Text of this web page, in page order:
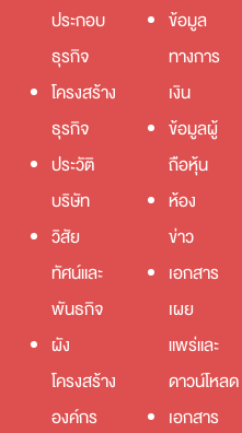
ประกอบ
ธุรกิจ
โครงสร้าง
ธุรกิจ
ประวัติ
บริษัท
วิสัย
ทัศน์และ
พันธกิจ
ผัง
โครงสร้าง
องค์กร
ข้อมูล
ทางการ
เงิน
ข้อมูลผู้
ถือหุ้น
ห้อง
ข่าว
เอกสาร
เผย
แพร่และ
ดาวน์โหลด
เอกสาร